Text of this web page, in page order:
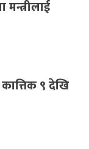
मन्त्रीलाई
९ देखि